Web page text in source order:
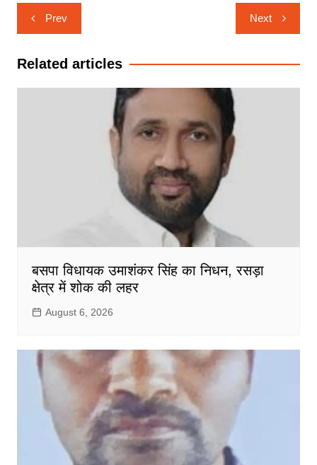
Post
navigation
Prev Next
Related articles
बसपा विधायक उमाशंकर सिंह का निधन, रसड़ा
क्षेत्र में शोक की लहर
August 6, 2026